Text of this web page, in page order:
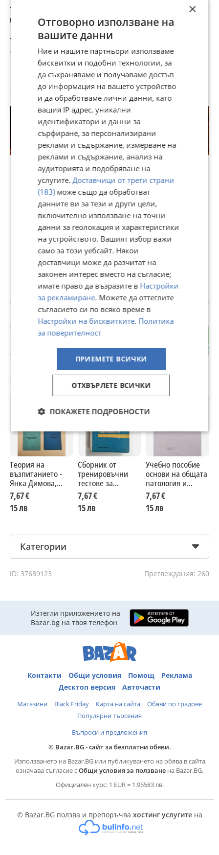
Теория на
вероятностите
7 €
13,69 лв
въведение в
теорията на
вероятностите
7,16 €
14 лв
Увод в теорията
на вероятностите
Апостол
15 лв
Потребител
Premium
Мирослав Топалов
4557рейтинг
В Bazar.BG от 25 февруари 2015г.
Последно активен днес в 14:26 ч.
Доставя с отстъпка
Телефон(и):0887551754
knijaria.com
22280 Обяви
гр. Варна
Препоръчани за теб
Теория на
възпитанието -
Янка Димова,
Атина Блянтова
7,67 €
15 лв
Сборник от
тренировъчни
тестове за
обучение на
радио-
телеграфистите
7,67 €
15 лв
Учебно пособие
основи на общата
патология и
патологична та
физиология
7,67 €
15 лв
Категории
ID: 37689123 Преглеждания: 260
Изтегли приложението на
Bazar.bg на твоя телефон
Контакти Общи условия Помощ
Реклама
Десктоп версия
Авточасти
Магазини Black Friday Карта на сайта
Обяви по градове
Популярни търсения
Въпроси и предложения
© Bazar.BG - сайт за безплатни обяви.
Използването на Bazar.BG или публикуването на обява в сайта
означава съгласие сОбщи условия за ползване на Bazar.BG.
Официален курс: 1 EUR = 1.95583 лв.
© Bazar.BG ползва и препоръчва хостинг услугитена
×
Отговорно използване на
вашите данни
Ние и нашите партньори използваме
бисквитки и подобни технологии, за
да съхраняваме и получаваме достъп
до информация на вашето устройство
и да обработваме лични данни, като
вашия IP адрес, уникални
идентификатори и данни за
сърфиране, за персонализирани
реклами и съдържание, измерване на
реклами и съдържание, анализ на
аудиторията и подобряване на
услугите. Доставчици от трети страни
(183)може също да обработват
данните ви за тези и други цели,
включително използване на точни
данни за геолокация и характеристики
на устройството. Вашият избор важи
само за този уебсайт. Някои
доставчици може да разчитат на
законен интерес вместо на съгласие;
имате право да възразите в Настройки
за рекламиране. Можете да оттеглите
съгласието си по всяко време в
Настройки на бисквитките. Политика
за поверителност
ПРИЕМЕТЕ ВСИЧКИ
ОТХВЪРЛЕТЕ ВСИЧКИ
ПОКАЖЕТЕ ПОДРОБНОСТИ